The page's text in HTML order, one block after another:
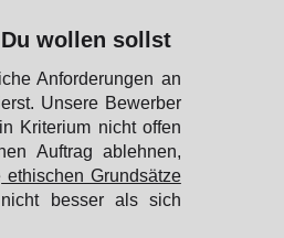
wollen sollst
Anforderungen an
Unsere Bewerber
Kriterium nicht offen
Auftrag ablehnen,
ethischen Grundsätze
besser als sich